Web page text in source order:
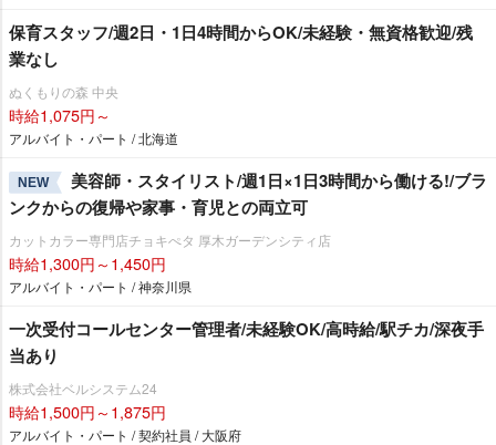
保育スタッフ/週2日・1日4時間からOK/未経験・無資格歓迎/残
業なし
ぬくもりの森 中央
時給1,075円～
アルバイト・パート / 北海道
NEW
美容師・スタイリスト/週1日×1日3時間から働ける!/ブラ
ンクからの復帰や家事・育児との両立可
カットカラー専門店チョキぺタ 厚木ガーデンシティ店
時給1,300円～1,450円
アルバイト・パート / 神奈川県
一次受付コールセンター管理者/未経験OK/高時給/駅チカ/深夜手
当あり
株式会社ベルシステム24
時給1,500円～1,875円
アルバイト・パート / 契約社員 / 大阪府